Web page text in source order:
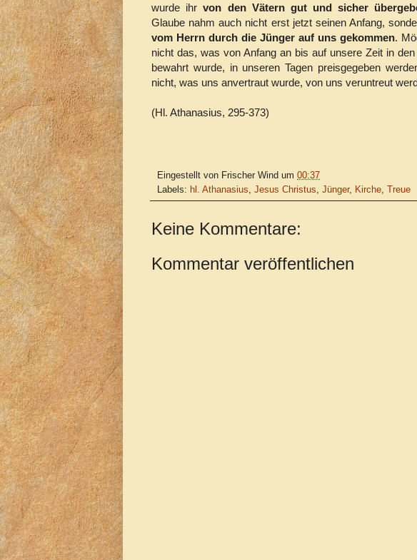
wurde ihrvon den Vätern gut und sicher
Glaube nahm auch nicht erst jetzt seinen Anfang,
vom Herrn durch die Jünger auf uns gekommen.
nicht das, was von Anfang an bis auf unsere Zeit in
bewahrt wurde, in unseren Tagen preisgegeben
nicht, was uns anvertraut wurde, von uns veruntreut
(Hl. Athanasius, 295-373)
Eingestellt von Frischer Wind um 00:37
Labels: hl. Athanasius, Jesus Christus, Jünger, Kirche, Treue
Keine Kommentare:
Kommentar veröffentlichen